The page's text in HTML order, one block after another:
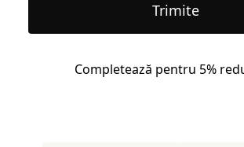
Trimite
Completează pentru 5%